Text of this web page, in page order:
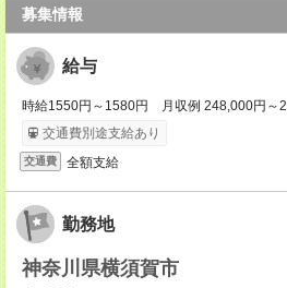
募集情報
給与
時給1550円～1580円 月収例 248,000円～
交通費別途支給あり
交通費 全額支給
勤務地
神奈川県横須賀市